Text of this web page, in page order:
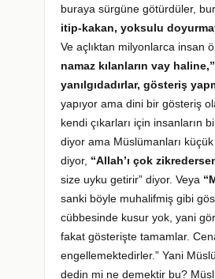
buraya sürgüne götürdüler,
itip-kakan, yoksulu
Ve açlıktan milyonlarca insan
namaz kılanların vay haline,”
yanılgıdadırlar, gösteriş
yapıyor ama dini bir gösteriş
kendi çıkarları için insanların
diyor ama Müslümanları
diyor, “Allah’ı çok
size uyku getirir” diyor. Veya
sanki böyle muhalifmiş gibi
cübbesinde kusur yok, yani
fakat gösterişte tamamlar.
engellemektedirler.” Yani
dedin mi ne demektir bu?